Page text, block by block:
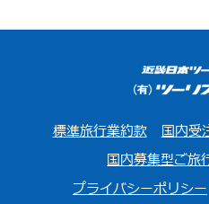
標準旅行業約款
国内受
国内募集型ご旅
プライバシーポリシー